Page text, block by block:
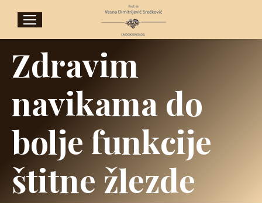
Zdravim
navikama do
bolje funkcije
štitne žlezde